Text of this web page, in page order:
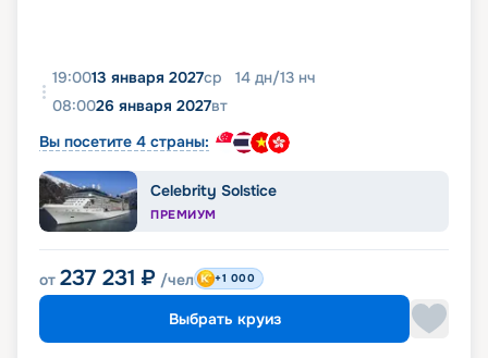
19:0013 января 2027ср 14 дн/13 нч
08:0026 января 2027вт
Вы посетите 4 страны:
Celebrity Solstice
ПРЕМИУМ
от 237 231 ₽ /чел +1 000
Выбрать круиз